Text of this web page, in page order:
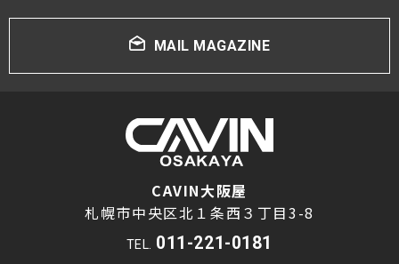
MAIL MAGAZINE
CAVIN大阪屋
札幌市中央区北１条西３丁目3-8
TEL. 011-221-0181